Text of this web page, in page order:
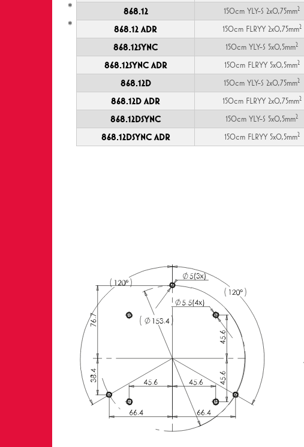
868.12
* 150cm YLY-S 2x0,75mm2
868.12 ADR
* 150cm FLRYY 2x0,75mm2
868.12SYNC 150cm YLY-S 5x0,5mm2
868.12SYNC ADR 150cm FLRYY 5x0,5mm2
868.12D 150cm YLY-S 2x0,75mm2
868.12D ADR 150cm FLRYY 2x0,75mm2
868.12DSYNC 150cm YLY-S 5x0,5mm2
868.12DSYNC ADR 150cm FLRYY 5x0,5mm2